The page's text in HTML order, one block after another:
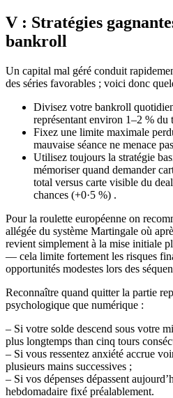
V : Stratégies
bankroll
Un capital mal géré conduit
des séries favorables ; voici donc
Divisez votre bankroll
représentant environ 1–2 % du
Fixez une limite maximale
mauvaise séance ne menace
Utilisez toujours la stratégie
mémoriser quand demander
total versus carte visible du
chances (+0·5 %) .
Pour la roulette européenne on
allégée du système Martingale où
revient simplement à la mise initiale
— cela limite fortement les risques
opportunités modestes lors des
Reconnaître quand quitter la partie
psychologique que numérique :
– Si votre solde descend sous votre
plus longtemps than cinq tours
– Si vous ressentez anxiété accrue
plusieurs mains successives ;
– Si vos dépenses dépassent
hebdomadaire fixé préalablement.